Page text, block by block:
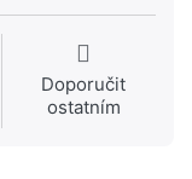
Doporučit
ostatním